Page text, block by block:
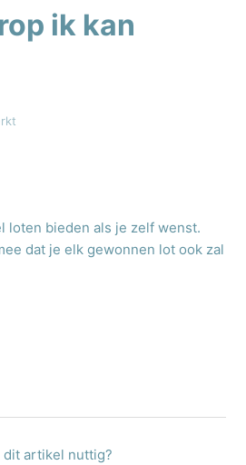
ik kan
loten bieden als je zelf wenst.
dat je elk gewonnen lot ook zal
dit artikel nuttig?